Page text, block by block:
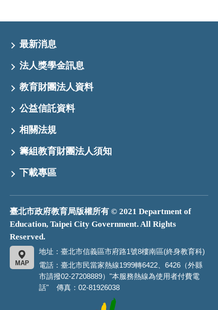
最新消息
法人獎學金訊息
教育財團法人資料
公益信託資料
相關法規
籌組教育財團法人須知
下載專區
臺北市政府教育局版權所有 © 2021 Department of
Education, Taipei City Government. All Rights
Reserved.
地址：臺北市信義區市府路1號8樓南區(終身教育科)
MAP
電話：臺北市民當家熱線1999轉6422、6426（外縣
市請撥02-27208889）"本服務熱線為使用者付費電
話" 傳真：02-81926038